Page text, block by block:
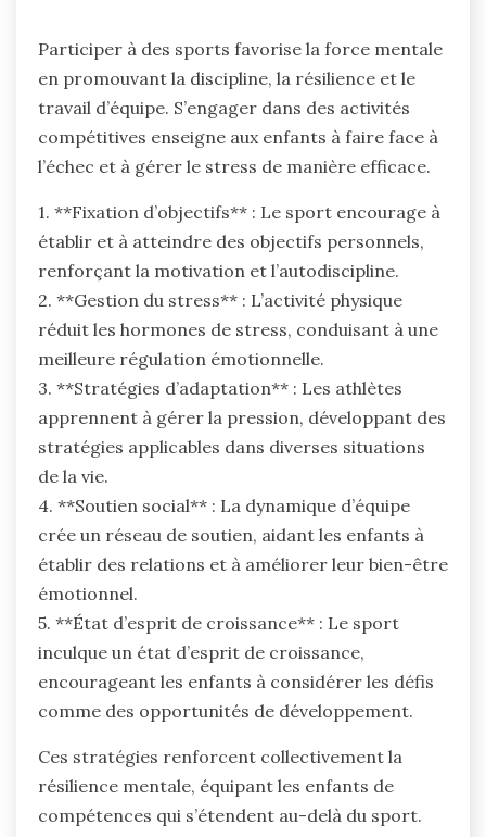
Participer à des sports favorise la force mentale
en promouvant la discipline, la résilience et le
travail d’équipe. S’engager dans des activités
compétitives enseigne aux enfants à faire face à
l’échec et à gérer le stress de manière efficace.
1. **Fixation d’objectifs** : Le sport encourage à
établir et à atteindre des objectifs personnels,
renforçant la motivation et l’autodiscipline.
2. **Gestion du stress** : L’activité physique
réduit les hormones de stress, conduisant à une
meilleure régulation émotionnelle.
3. **Stratégies d’adaptation** : Les athlètes
apprennent à gérer la pression, développant des
stratégies applicables dans diverses situations
de la vie.
4. **Soutien social** : La dynamique d’équipe
crée un réseau de soutien, aidant les enfants à
établir des relations et à améliorer leur bien-être
émotionnel.
5. **État d’esprit de croissance** : Le sport
inculque un état d’esprit de croissance,
encourageant les enfants à considérer les défis
comme des opportunités de développement.
Ces stratégies renforcent collectivement la
résilience mentale, équipant les enfants de
compétences qui s’étendent au-delà du sport.